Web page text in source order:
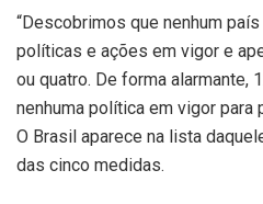
“Descobrimos que nenhum
políticas e ações em vigor e
ou quatro. De forma alarmante,
nenhuma política em vigor para
O Brasil aparece na lista
das cinco medidas.